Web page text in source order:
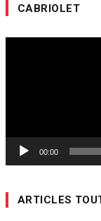
CABRIOLET
00:00
ARTICLES